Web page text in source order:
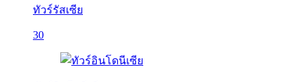
ทัวร์รัสเซีย
30